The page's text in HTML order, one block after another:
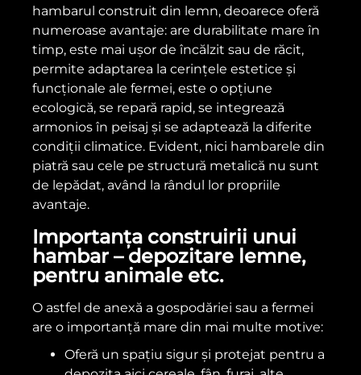
hambarul construit din lemn, deoarece oferă
numeroase avantaje: are durabilitate mare în
timp, este mai ușor de încălzit sau de răcit,
permite adaptarea la cerințele estetice și
funcționale ale fermei, este o opțiune
ecologică, se repară rapid, se integrează
armonios în peisaj și se adaptează la diferite
condiții climatice. Evident, nici hambarele din
piatră sau cele pe structură metalică nu sunt
de lepădat, având la rândul lor propriile
avantaje.
Importanța construirii unui
hambar – depozitare lemne,
pentru animale etc.
O astfel de anexă a gospodăriei sau a fermei
are o importanță mare din mai multe motive:
Oferă un spațiu sigur și protejat pentru a